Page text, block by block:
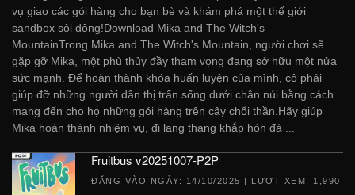
vụ giao các gói hàng cho bạn bè và khám phá một thế giới
sandbox sôi động!Download Mika and The Witch's
MountainTrong Mika and The Witch's Mountain, người chơi sẽ
gặp gỡ Mika, một phù thủy đầy tham vọng đang sở hữu một nửa
sức mạnh. Để hoàn thành khóa huấn luyện của mình, cô phải
giúp đỡ những người dân thị trấn sống dưới chân núi bằng cách
mang đến cho họ những gói hàng trên cây chổi thần.Hãy giúp
Mika hoàn thành nhiệm vụ, đi lang thang khắp hòn đả ...
Fruitbus v20251007-P2P
ĐĂNG VÀO NGÀY: 14/10/2025 | LƯỢT XEM: 1,990